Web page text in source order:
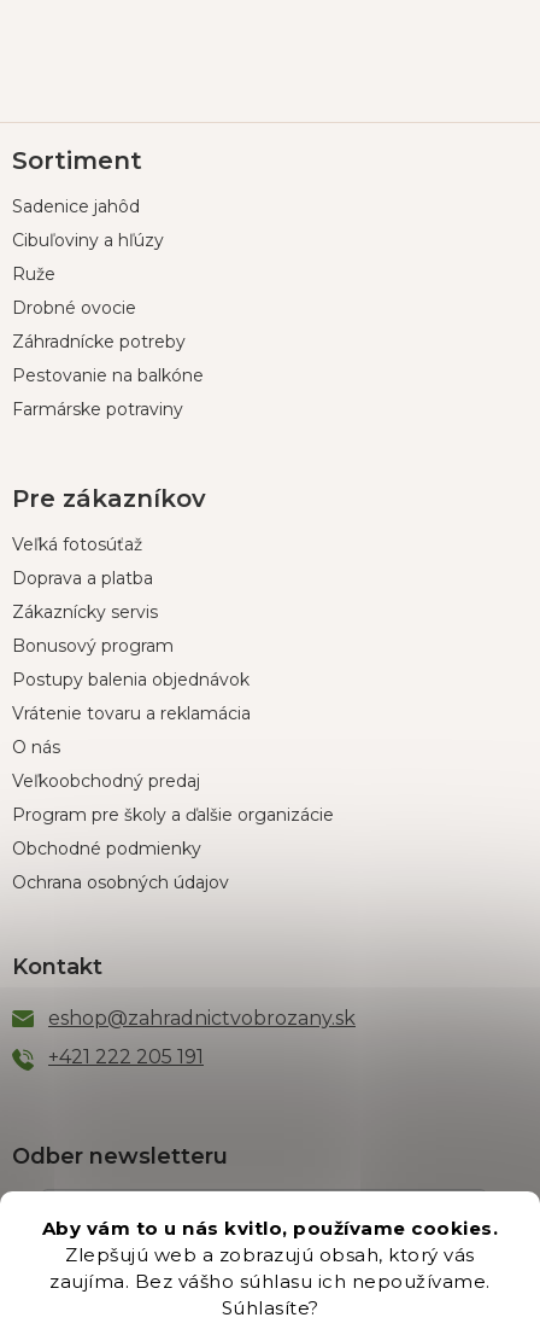
Aby vám to u nás kvitlo, používame cookies.
Zlepšujú web a zobrazujú obsah, ktorý vás
zaujíma. Bez vášho súhlasu ich nepoužívame.
Súhlasíte?
á
ä
Sortiment
Sadenice jahôd
Cibuľoviny a hľúzy
Ruže
Drobné ovocie
Záhradnícke potreby
Pestovanie na balkóne
Farmárske potraviny
Pre zákazníkov
Veľká fotosúťaž
Doprava a platba
Zákaznícky servis
Bonusový program
Postupy balenia objednávok
Vrátenie tovaru a reklamácia
O nás
Veľkoobchodný predaj
Program pre školy a ďalšie organizácie
Obchodné podmienky
Ochrana osobných údajov
Kontakt
eshop@zahradnictvobrozany.sk
+421 222 205 191
Odber newsletteru
Vložením e-mailu súhlasíte s podmienkamiochrany
osobných údajov.